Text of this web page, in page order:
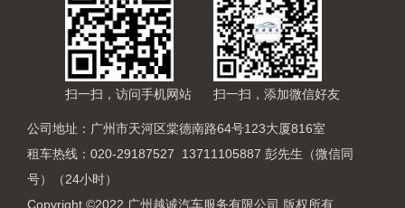
扫一扫，访问手机网站 扫一扫，添加微信好友
公司地址：广州市天河区棠德南路64号123大厦816室
租车热线：020-29187527 13711105887 彭先生（微信同
号）（24小时）
Copyright ©2022 广州越诚汽车服务有限公司 版权所有